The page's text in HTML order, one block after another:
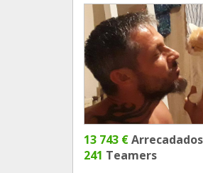
13 743 €Arrecadados
241 Teamers